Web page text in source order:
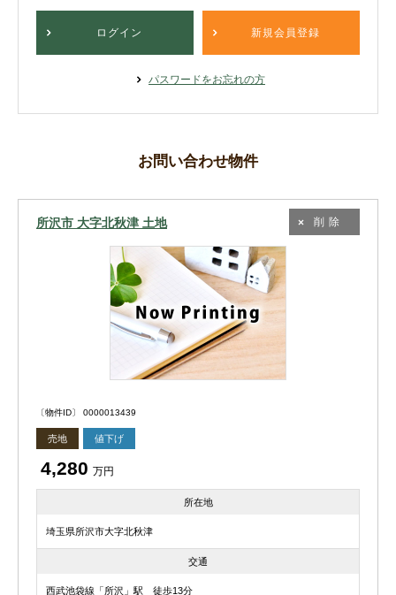
ログイン 新規会員登録
パスワードをお忘れの方
お問い合わせ物件
所沢市 大字北秋津 土地 削除
〔物件ID〕 0000013439
売地 値下げ
4,280 万円
所在地
埼玉県所沢市大字北秋津
交通
西武池袋線「所沢」駅 徒歩13分